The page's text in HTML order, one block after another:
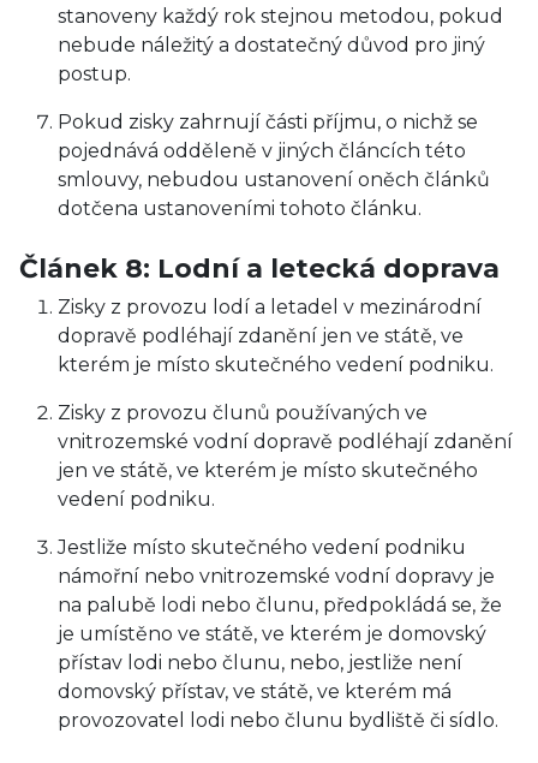
stanoveny každý rok stejnou metodou, pokud
nebude náležitý a dostatečný důvod pro jiný
postup.
Pokud zisky zahrnují části příjmu, o nichž se
pojednává odděleně v jiných článcích této
smlouvy, nebudou ustanovení oněch článků
dotčena ustanoveními tohoto článku.
Článek 8: Lodní a letecká doprava
Zisky z provozu lodí a letadel v mezinárodní
dopravě podléhají zdanění jen ve státě, ve
kterém je místo skutečného vedení podniku.
Zisky z provozu člunů používaných ve
vnitrozemské vodní dopravě podléhají zdanění
jen ve státě, ve kterém je místo skutečného
vedení podniku.
Jestliže místo skutečného vedení podniku
námořní nebo vnitrozemské vodní dopravy je
na palubě lodi nebo člunu, předpokládá se, že
je umístěno ve státě, ve kterém je domovský
přístav lodi nebo člunu, nebo, jestliže není
domovský přístav, ve státě, ve kterém má
provozovatel lodi nebo člunu bydliště či sídlo.